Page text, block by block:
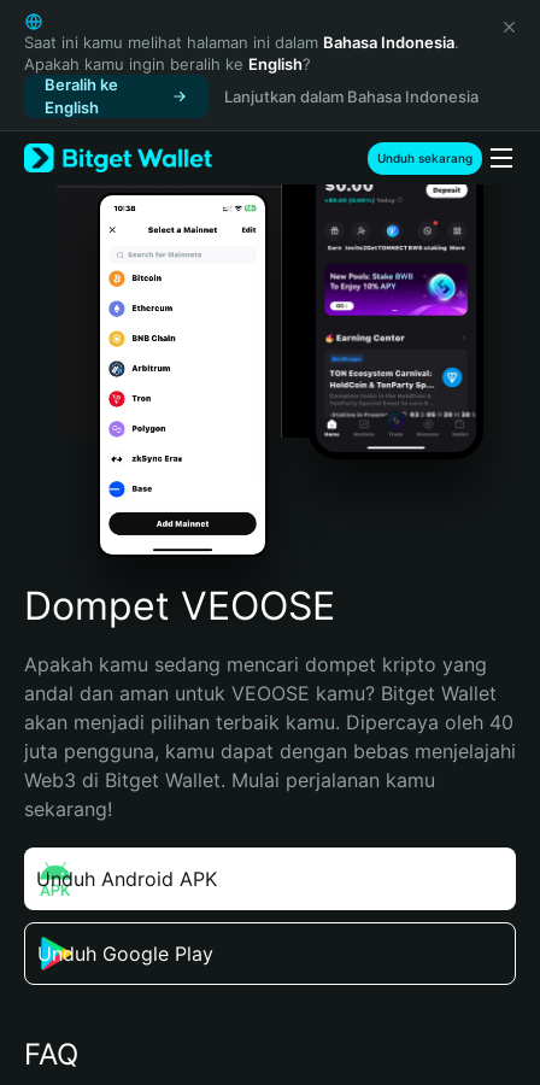
English
日本語
Tiếng Việt
Русский
Español (Latinoamérica)
Türkçe
Italiano
Português (Portugal)
Bahasa Indonesia
Português (Brasil)
Español (Argentina)
Saat ini kamu melihat halaman ini dalam Bahasa Indonesia.
Apakah kamu ingin beralih ke English?
Beralih ke
English
Lanjutkan dalam Bahasa Indonesia
Unduh sekarang
Dompet VEOOSE
Apakah kamu sedang mencari dompet kripto yang
andal dan aman untuk VEOOSE kamu? Bitget Wallet
akan menjadi pilihan terbaik kamu. Dipercaya oleh 40
juta pengguna, kamu dapat dengan bebas menjelajahi
Web3 di Bitget Wallet. Mulai perjalanan kamu
sekarang!
Unduh Android APK
Unduh Google Play
FAQ